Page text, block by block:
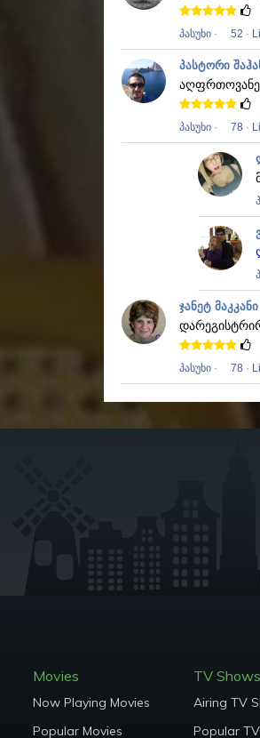
პასუხი · 52 ·
პასტორი
პასუხი · 78 ·
ჯანეტ მაკკანი
პასუხი · 78 ·
Movies
Now Playing Movies
Popular Movies
TV Shows
Airing TV
Popular